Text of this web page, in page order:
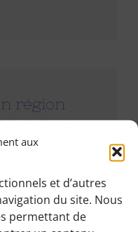
aux
et d’autres
du site. Nous
permettant de
région
il n'y a
! Où allez-
entouré de très
et faciles